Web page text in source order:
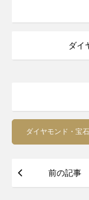
ダイ
ダイヤモンド・宝
前の記事